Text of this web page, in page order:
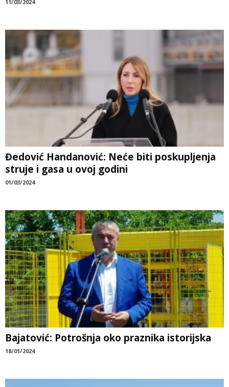
11/03/2024
Đedović Handanović: Neće biti poskupljenja
struje i gasa u ovoj godini
01/03/2024
Bajatović: Potrošnja oko praznika istorijska
18/01/2024